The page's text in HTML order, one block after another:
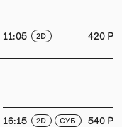
11:05 2D 420 P
16:15 2D СУБ 540 P